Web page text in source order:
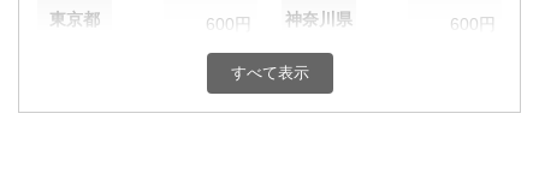
東京都 600円 神奈川県 600円
600円 富山県
すべて表示